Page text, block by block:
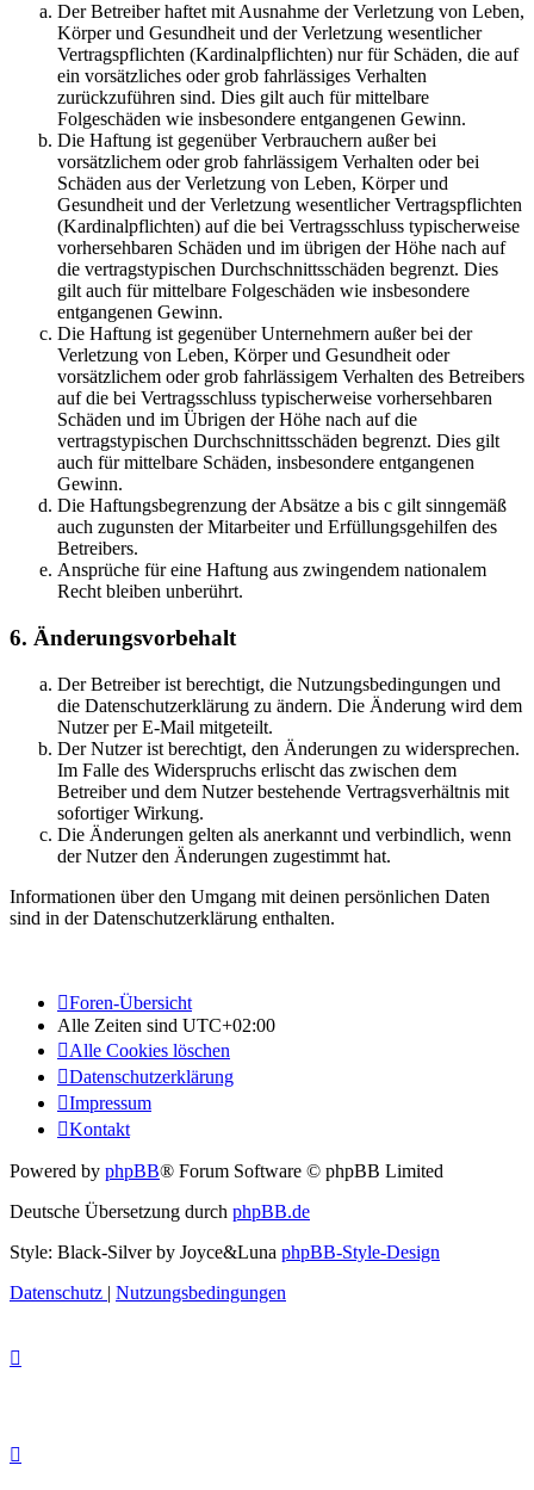
Der Betreiber haftet mit Ausnahme der Verletzung von Leben,
Körper und Gesundheit und der Verletzung wesentlicher
Vertragspflichten (Kardinalpflichten) nur für Schäden, die auf
ein vorsätzliches oder grob fahrlässiges Verhalten
zurückzuführen sind. Dies gilt auch für mittelbare
Folgeschäden wie insbesondere entgangenen Gewinn.
Die Haftung ist gegenüber Verbrauchern außer bei
vorsätzlichem oder grob fahrlässigem Verhalten oder bei
Schäden aus der Verletzung von Leben, Körper und
Gesundheit und der Verletzung wesentlicher Vertragspflichten
(Kardinalpflichten) auf die bei Vertragsschluss typischerweise
vorhersehbaren Schäden und im übrigen der Höhe nach auf
die vertragstypischen Durchschnittsschäden begrenzt. Dies
gilt auch für mittelbare Folgeschäden wie insbesondere
entgangenen Gewinn.
Die Haftung ist gegenüber Unternehmern außer bei der
Verletzung von Leben, Körper und Gesundheit oder
vorsätzlichem oder grob fahrlässigem Verhalten des Betreibers
auf die bei Vertragsschluss typischerweise vorhersehbaren
Schäden und im Übrigen der Höhe nach auf die
vertragstypischen Durchschnittsschäden begrenzt. Dies gilt
auch für mittelbare Schäden, insbesondere entgangenen
Gewinn.
Die Haftungsbegrenzung der Absätze a bis c gilt sinngemäß
auch zugunsten der Mitarbeiter und Erfüllungsgehilfen des
Betreibers.
Ansprüche für eine Haftung aus zwingendem nationalem
Recht bleiben unberührt.
6. Änderungsvorbehalt
Der Betreiber ist berechtigt, die Nutzungsbedingungen und
die Datenschutzerklärung zu ändern. Die Änderung wird dem
Nutzer per E-Mail mitgeteilt.
Der Nutzer ist berechtigt, den Änderungen zu widersprechen.
Im Falle des Widerspruchs erlischt das zwischen dem
Betreiber und dem Nutzer bestehende Vertragsverhältnis mit
sofortiger Wirkung.
Die Änderungen gelten als anerkannt und verbindlich, wenn
der Nutzer den Änderungen zugestimmt hat.
Informationen über den Umgang mit deinen persönlichen Daten
sind in der Datenschutzerklärung enthalten.
Foren-Übersicht
Alle Zeiten sind UTC+02:00
Alle Cookies löschen
Datenschutzerklärung
Impressum
Kontakt
Powered by phpBB® Forum Software © phpBB Limited
Deutsche Übersetzung durch phpBB.de
Style: Black-Silver by Joyce&Luna phpBB-Style-Design
Datenschutz | Nutzungsbedingungen